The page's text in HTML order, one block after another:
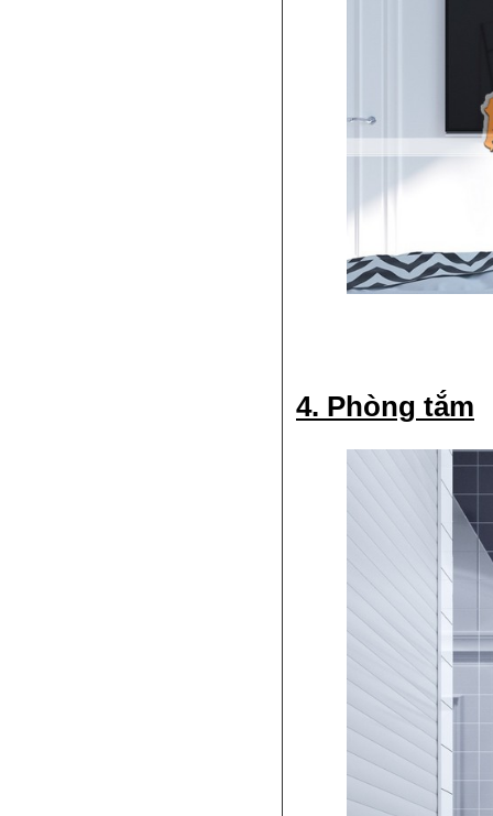
4. Phòng tắm